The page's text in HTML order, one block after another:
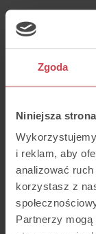
Zgoda
Niniejsza
i reklam, aby
analizować
korzystasz z
Partnerzy mogą